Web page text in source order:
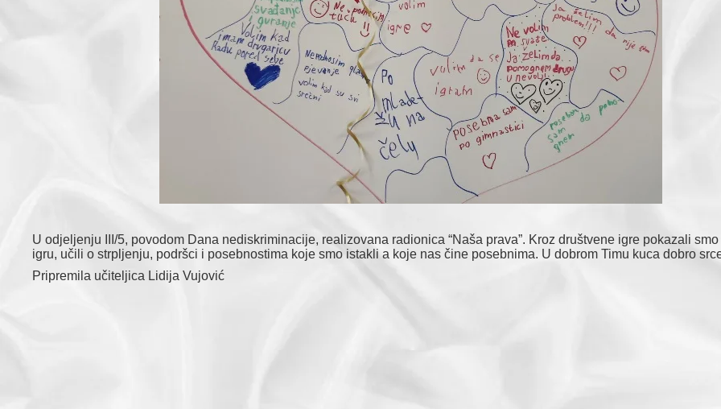
U odjeljenju III/5, povodom Dana nediskriminacije, realizovana radionica “Naša prava”. Kroz društvene igre pokazali
igru, učili o strpljenju, podršci i posebnostima koje smo istakli a koje nas čine posebnima. U dobrom Timu kuca dobro
Pripremila učiteljica Lidija Vujović